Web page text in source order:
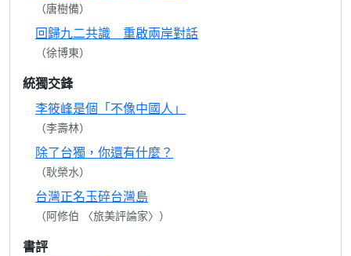
（唐樹備）
回歸九二共識 重啟兩岸對話
（徐博東）
統獨交鋒
李筱峰是個「不像中國人」
（李壽林）
除了台獨，你還有什麼？
（耿榮水）
台灣正名玉碎台灣島
（阿修伯 〈旅美評論家〉）
書評